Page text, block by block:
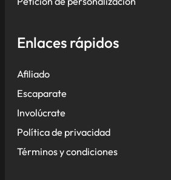
Enlaces rápidos
Afiliado
Escaparate
Involúcrate
Política de privacidad
Términos y condiciones